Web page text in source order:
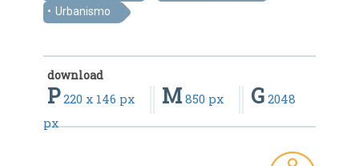
Urbanismo
download
P220 x 146 px M 850 px G 2048
px